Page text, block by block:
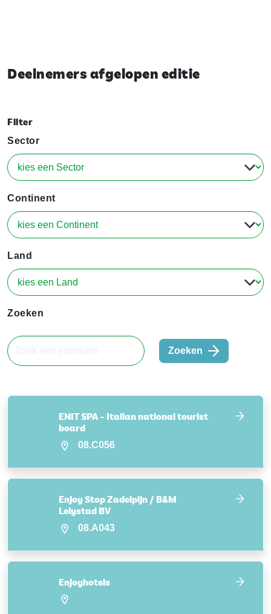
Deelnemers afgelopen editie
Filter
Sector
Continent
Land
Zoeken
Zoeken
ENIT SPA – Italian national tourist
board
08.C056
Enjoy Stop Zadelpijn / B&M
Lelystad BV
08.A043
Enjoyhotels